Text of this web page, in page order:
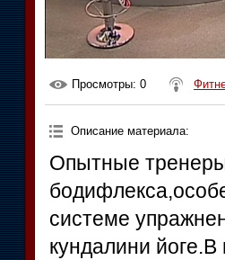
Просмотры: 0
Описание материала:
Опытные
системе
кундалини